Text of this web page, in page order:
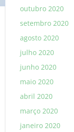
outubro 2020
setembro 2020
agosto 2020
julho 2020
junho 2020
maio 2020
abril 2020
março 2020
janeiro 2020